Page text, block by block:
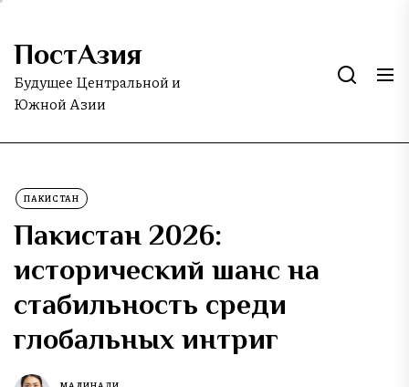
Skip
the
content
ПостАзия
Будущее Центральной и
Южной Азии
ПАКИСТАН
Пакистан 2026:
исторический шанс на
стабильность среди
глобальных интриг